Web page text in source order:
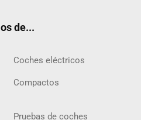
de...
Coches eléctricos
Compactos
Pruebas de coches